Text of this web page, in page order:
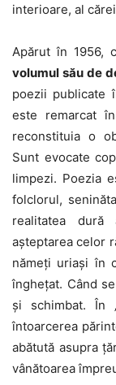
interioare, al
Apărut în 1956,
volumul său de
poezii publicate
este remarcat
reconstituia o
Sunt evocate
limpezi. Poezia
folclorul,
realitatea
așteptarea celor
nămeți uriași în
înghețat. Când
și schimbat. În
întoarcerea
abătută asupra
vânătoarea